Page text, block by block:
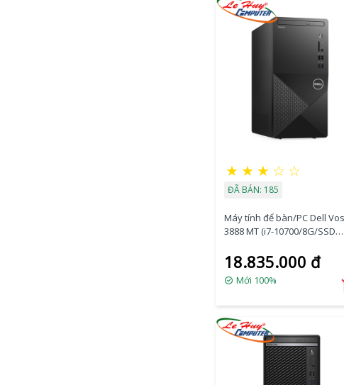
★ ★ ★ ☆ ☆
ĐÃ BÁN: 185
Máy tính để bàn/PC Dell
3888 MT (i7-10700/8G/SSD
(70243937)
18.835.000 đ
Mới 100%